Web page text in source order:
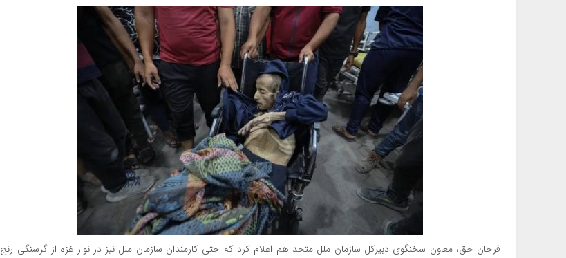
فرحان حق، معاون سخنگوی دبیرکل سازمان ملل متحد هم اعلام کرد که حتی کارمندان سازمان ملل نیز در نوار غزه از گرسنگی رنج